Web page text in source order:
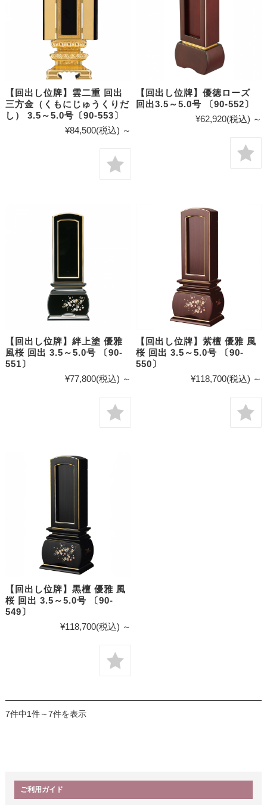
【回出し位牌】雲二重 回出
三方金（くもにじゅうくりだ
し） 3.5～5.0号〔90-553〕
¥84,500(税込) ～
【回出し位牌】優徳ローズ
回出3.5～5.0号 〔90-552〕
¥62,920(税込) ～
【回出し位牌】絆上塗 優雅
風桜 回出 3.5～5.0号 〔90-
551〕
¥77,800(税込) ～
【回出し位牌】紫檀 優雅 風
桜 回出 3.5～5.0号 〔90-
550〕
¥118,700(税込) ～
【回出し位牌】黒檀 優雅 風
桜 回出 3.5～5.0号 〔90-
549〕
¥118,700(税込) ～
7件中1件～7件を表示
ご利用ガイド